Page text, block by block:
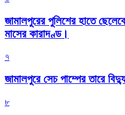
জামালপুরের পুলিশের হাতে
মাসের কারাদণ্ড।
৭
জামালপুরে সেচ পাম্পের তারে
৮